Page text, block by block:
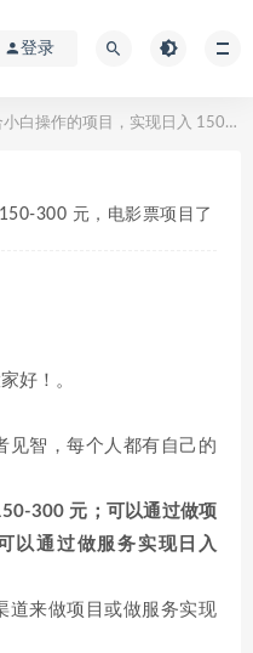
登录
操作的项目，实现日入 150-300 元，电影票项目了解下
300 元，电影票项目了
好！。
见智，每个人都有自己的
300 元；可以通过做项
以通过做服务实现日入
道来做项目或做服务实现